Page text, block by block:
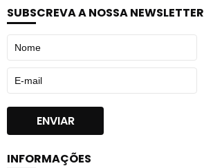
SUBSCREVA A NOSSA NEWSLETTER
INFORMAÇÕES